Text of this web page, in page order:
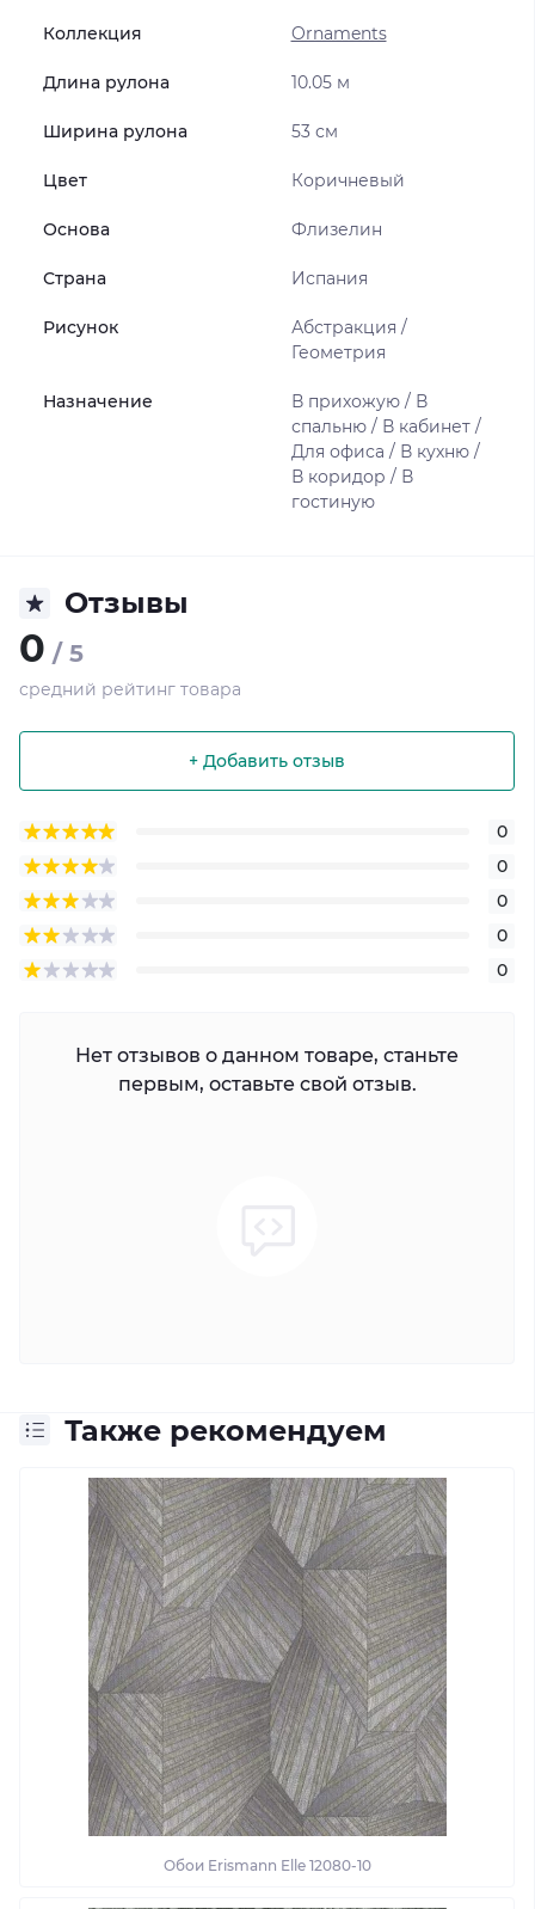
Коллекция Ornaments
Длина рулона 10.05 м
Ширина рулона 53 см
Цвет Коричневый
Основа Флизелин
Страна Испания
Рисунок
Абстракция /
Геометрия
Назначение
В прихожую / В
спальню / В кабинет /
Для офиса / В кухню /
В коридор / В
гостиную
Отзывы
0 / 5
средний рейтинг товара
+ Добавить отзыв
0
0
0
0
0
Нет отзывов о данном товаре, станьте
первым, оставьте свой отзыв.
Также рекомендуем
Обои Erismann Elle 12080-10